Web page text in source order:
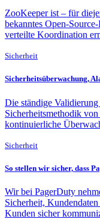
ZooKeeper ist – für
bekanntes Open-
verteilte Koordination
Sicherheit
Sicherheitsüberwachung,
Die ständige
Sicherheitsmethodik
kontinuierliche
Sicherheit
So stellen wir sicher, dass
Wir bei PagerDuty
Sicherheit,
Kunden sicher